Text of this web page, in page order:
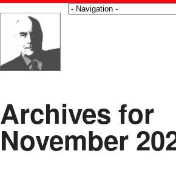
Archives for
November